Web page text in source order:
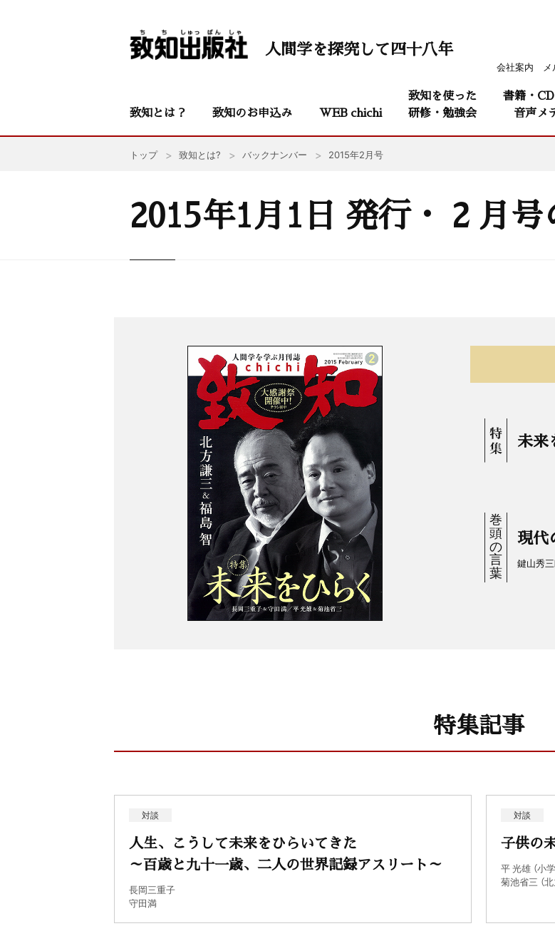
会社案内
人間学を探究して四十八年
致知とは？ 致知のお申込み WEB chichi
致知を使った
研修・勉強会
書籍・
音声メ
トップ 致知とは? バックナンバー 2015年2月号
2015年1月1日 発行・ 2 月
未来
現代
鍵山秀三
特集記事
対談
人生、こうして未来をひらいてきた
～百歳と九十一歳、二人の世界記録アスリート～
長岡三重子
守田満
対談
子供の
平 光雄 （小
菊池省三 （